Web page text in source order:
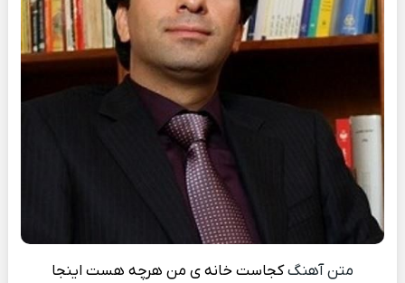
متن آهنگکجاست خانه ی من هرچه هست اینجا